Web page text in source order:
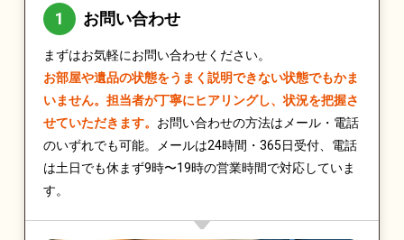
お問い合わせ
まずはお気軽にお問い合わせください。
お部屋や遺品の状態をうまく説明できない状態でもかま
いません。担当者が丁寧にヒアリングし、状況を把握さ
せていただきます。 お問い合わせの方法はメール・電話
のいずれでも可能。メールは24時間・365日受付、電話
は土日でも休まず9時〜19時の営業時間で対応していま
す。